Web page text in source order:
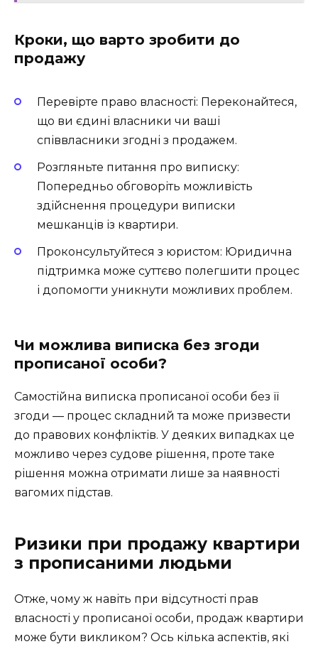
Кроки, що варто зробити до
продажу
Перевірте право власності: Переконайтеся,
що ви єдині власники чи ваші
співвласники згодні з продажем.
Розгляньте питання про виписку:
Попередньо обговоріть можливість
здійснення процедури виписки
мешканців із квартири.
Проконсультуйтеся з юристом: Юридична
підтримка може суттєво полегшити процес
і допомогти уникнути можливих проблем.
Чи можлива виписка без згоди
прописаної особи?
Самостійна виписка прописаної особи без її
згоди — процес складний та може призвести
до правових конфліктів. У деяких випадках це
можливо через судове рішення, проте таке
рішення можна отримати лише за наявності
вагомих підстав.
Ризики при продажу квартири
з прописаними людьми
Отже, чому ж навіть при відсутності прав
власності у прописаної особи, продаж квартири
може бути викликом? Ось кілька аспектів, які